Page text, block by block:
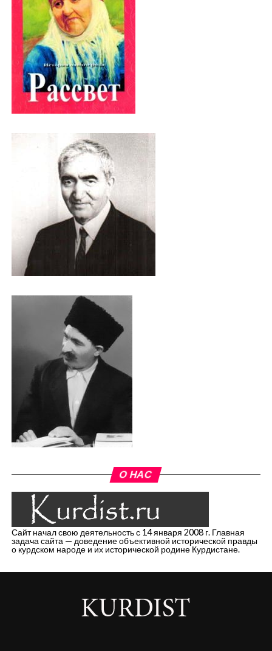
О НАС
Сайт начал свою деятельность с 14 января 2008 г. Главная
задача сайта — доведение объективной исторической правды
о курдском народе и их исторической родине Курдистане.